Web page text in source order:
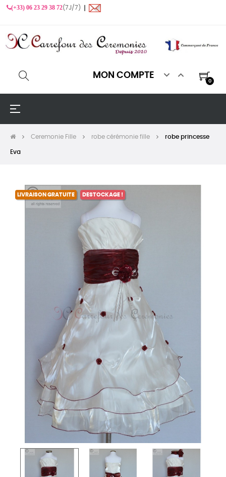
(+33) 06 23 29 38 72(7J/7) ❙
MON COMPTE  
0
Basculer
☰
Ceremonie Fille robe cérémonie fille robe princesse
Eva
LIVRAISON GRATUITE DESTOCKAGE !